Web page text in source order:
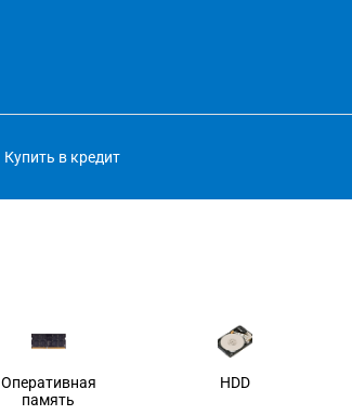
Купить в кредит
Оперативная
память
HDD